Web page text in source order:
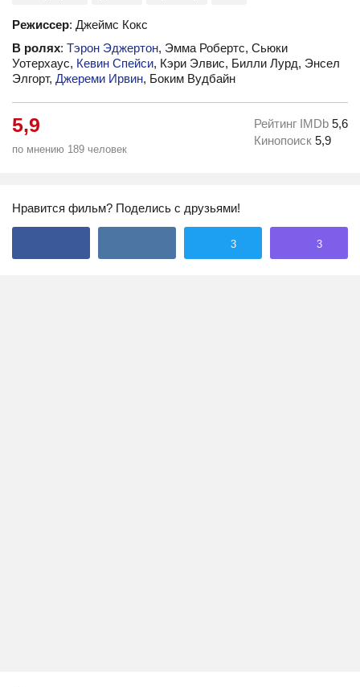
Режиссер: Джеймс Кокс
В ролях: Тэрон Эджертон, Эмма Робертс, Сьюки
Уотерхаус, Кевин Спейси, Кэри Элвис, Билли Лурд, Энсел
Элгорт, Джереми Ирвин, Боким Вудбайн
5,9
по мнению 189 человек
Рейтинг IMDb 5,6
Кинопоиск 5,9
Нравится фильм? Поделись с друзьями!
3 3